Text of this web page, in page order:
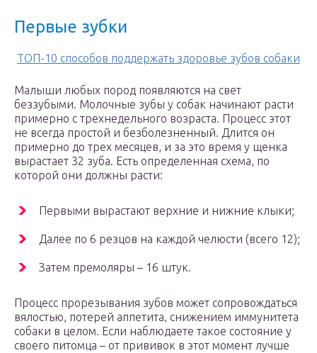
Первые зубки
ТОП-10 способов поддержать здоровье зубов собаки
Малыши любых пород появляются на свет
беззубыми. Молочные зубы у собак начинают расти
примерно с трехнедельного возраста. Процесс этот
не всегда простой и безболезненный. Длится он
примерно до трех месяцев, и за это время у щенка
вырастает 32 зуба. Есть определенная схема, по
которой они должны расти:
Первыми вырастают верхние и нижние клыки;
Далее по 6 резцов на каждой челюсти (всего 12);
Затем премоляры – 16 штук.
Процесс прорезывания зубов может сопровождаться
вялостью, потерей аппетита, снижением иммунитета
собаки в целом. Если наблюдаете такое состояние у
своего питомца – от прививок в этот момент лучше